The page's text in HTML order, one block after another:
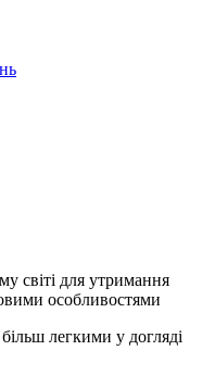
світі для утримання
особливостями
легкими у догляді